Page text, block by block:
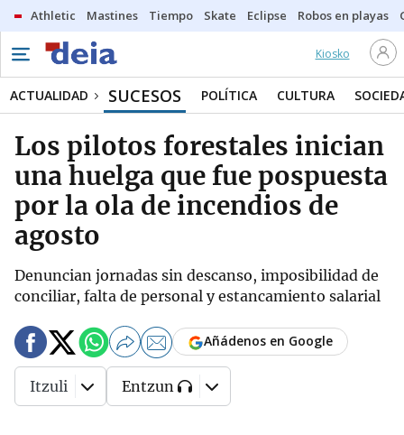
Athletic Mastines Tiempo Skate Eclipse Robos en playas
Kiosko
ACTUALIDAD SUCESOS POLÍTICA CULTURA
Los pilotos forestales inician
una huelga que fue pospuesta
por la ola de incendios de
agosto
Denuncian jornadas sin descanso, imposibilidad de
conciliar, falta de personal y estancamiento salarial
Añádenos en Google
Itzuli Entzun